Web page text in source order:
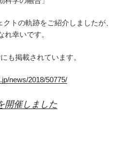
トの軌跡をご紹介しましたが、
幸いです。
も掲載されています。
news/2018/50775/
開催しました